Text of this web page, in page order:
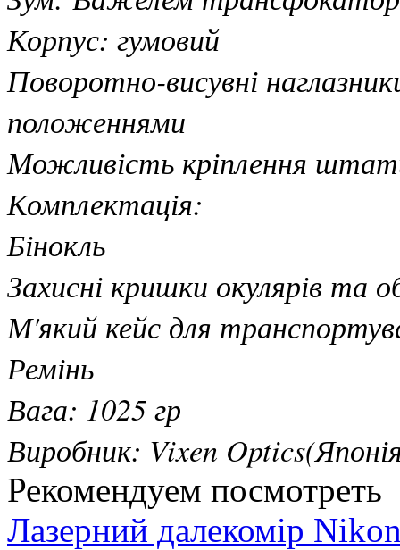
Корпус: гумовий
Поворотно-висувні
положеннями
Можливість кріплення
Комплектація:
Бінокль
Захисні кришки окулярів та
М'який кейс для
Ремінь
Вага: 1025 гр
Виробник: Vixen
Рекомендуем посмотреть
Лазерний далекомір